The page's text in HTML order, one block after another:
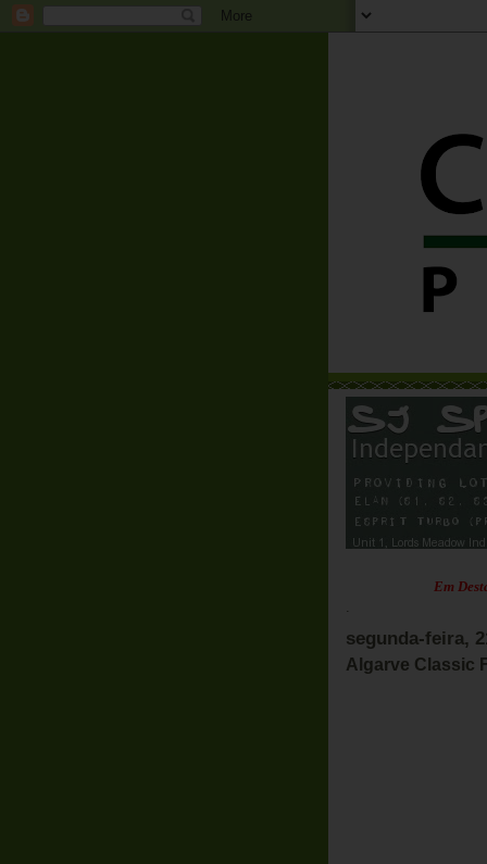
Em Destaque:
segunda-feira,
Algarve Classic